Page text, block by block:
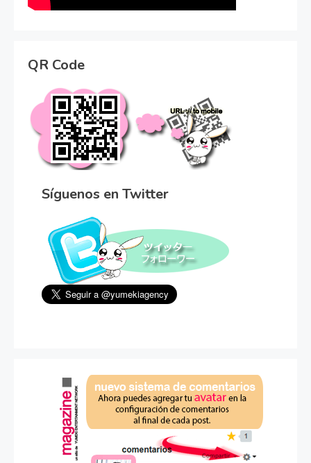
QR Code
Síguenos en Twitter